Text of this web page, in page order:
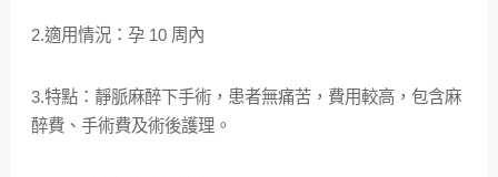
2.適用情況：孕 10 周內
3.特點：靜脈麻醉下手術，患者無痛苦，費用較高，包含麻
醉費、手術費及術後護理。